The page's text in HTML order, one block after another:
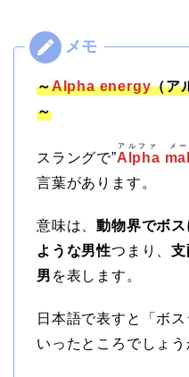
～Alpha energy（ア
～
スラングで”Alpha
アルファ メー
言葉があります。
意味は、動物界でボ
ような男性つまり、支
男 を表します。
日本語で表すと「ボ
いったところでしょう